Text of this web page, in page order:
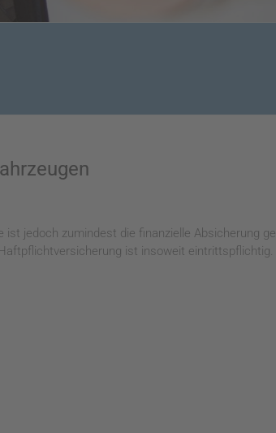
jedoch zumindest die finanzielle Absicherung
ist insoweit eintrittspflichtig.